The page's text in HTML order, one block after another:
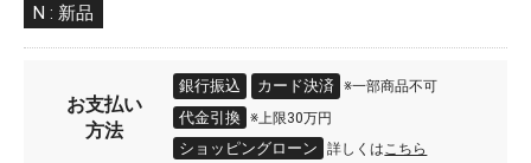
N : 新品
お支払い
方法
銀行振込 カード決済 ※一部商品不可
代金引換 ※上限30万円
ショッピングローン 詳しくはこちら